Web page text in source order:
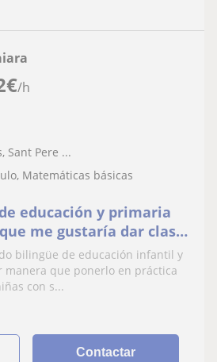
€/h
Sant Pere ...
Matemáticas básicas
educación y primaria
me gustaría dar clases
cursen primaria
bilingüe de educación infantil y
manera que ponerlo en práctica
con s...
Contactar